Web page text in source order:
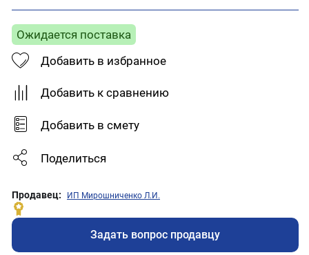
Тип товара: J- планка
Цвет:
Ожидается поставка
Добавить в избранное
Добавить к сравнению
Добавить в смету
Поделиться
Продавец: ИП Мирошниченко Л.И.
Задать вопрос продавцу